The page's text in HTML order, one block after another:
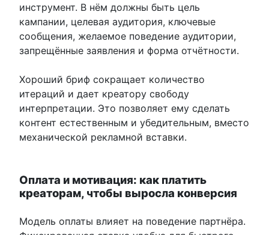
инструмент. В нём должны быть цель
кампании, целевая аудитория, ключевые
сообщения, желаемое поведение аудитории,
запрещённые заявления и форма отчётности.
Хороший бриф сокращает количество
итераций и дает креатору свободу
интерпретации. Это позволяет ему сделать
контент естественным и убедительным, вместо
механической рекламной вставки.
Оплата и мотивация: как платить
креаторам, чтобы выросла конверсия
Модель оплаты влияет на поведение партнёра.